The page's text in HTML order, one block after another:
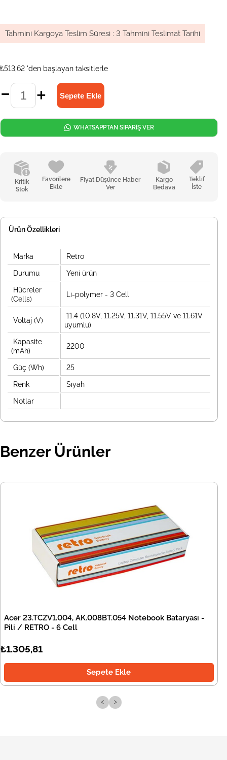
Tahmini Kargoya Teslim Süresi : 3 Tahmini Teslimat Tarihi
₺513,62 'den başlayan taksitlerle
Kritik
Stok
Favorilere
Ekle
Fiyat Düşünce Haber
Ver
Kargo
Bedava
Teklif
İste
WHATSAPPTAN SİPARİŞ VER
Ürün Özellikleri
Marka Retro
Durumu Yeni ürün
Hücreler
(Cells)
Li-polymer - 3 Cell
Voltaj (V)
11.4 (10.8V, 11.25V, 11.31V, 11.55V ve 11.61V
uyumlu)
Kapasite
(mAh)
2200
Güç (Wh) 25
Renk Siyah
Notlar
Benzer Ürünler
Acer 23.TCZV1.004, AK.008BT.054 Notebook Bataryası -
Pili / RETRO - 6 Cell
₺1.305,81
Sepete Ekle
‹ ›